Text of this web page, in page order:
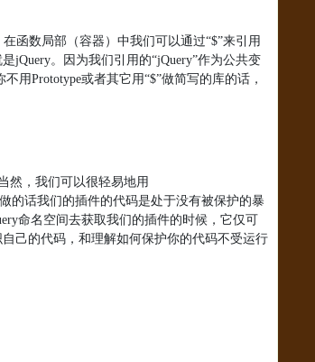
函数局部（容器）中我们可以通过“$”来引用
jQuery。因为我们引用的“jQuery”作为公共变
不用Prototype或者其它用“$”做简写的库的话，
然，我们可以很轻易地用
的话我们的插件的代码是处于没有被保护的暴
命名空间去获取我们的插件的时候，它仅可
己的代码，和理解如何保护你的代码不受运行